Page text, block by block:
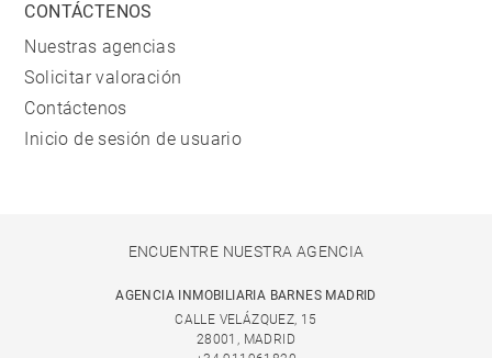
CONTÁCTENOS
Nuestras agencias
Solicitar valoración
Contáctenos
Inicio de sesión de usuario
ENCUENTRE NUESTRA AGENCIA
AGENCIA INMOBILIARIA BARNES MADRID
CALLE VELÁZQUEZ, 15
28001, MADRID